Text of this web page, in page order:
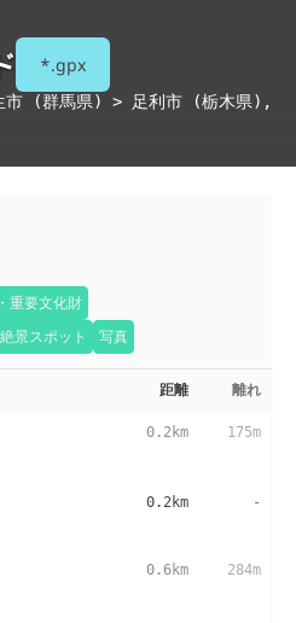
*.gpx
市 (群馬県) > 足利市 (栃木県) ,
重要文化財
絶景スポット 写真
距離 離れ
0.2km 175m
0.2km -
0.6km 284m